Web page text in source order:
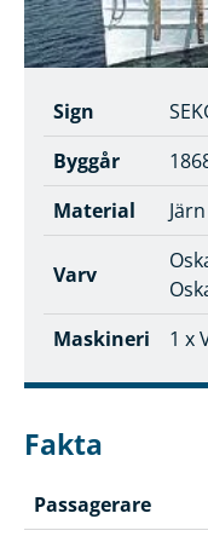
Sign
Byggår
Material
Järn
Varv
Maskineri
1 x
Fakta
Passagerare